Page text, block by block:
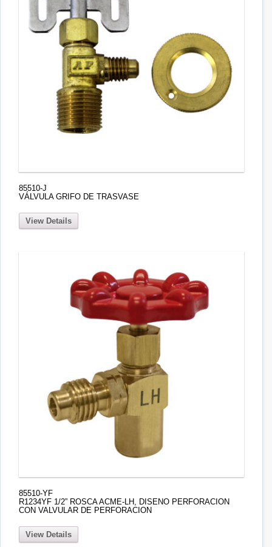
85510-J
VÁLVULA GRIFO DE TRASVASE
View Details
85510-YF
R1234YF 1/2” ROSCA ACME-LH, DISENO PERFORACION
CON VALVULAR DE PERFORACION
View Details